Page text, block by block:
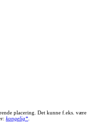
placering. Det kunne f.eks. være
kongelig*.